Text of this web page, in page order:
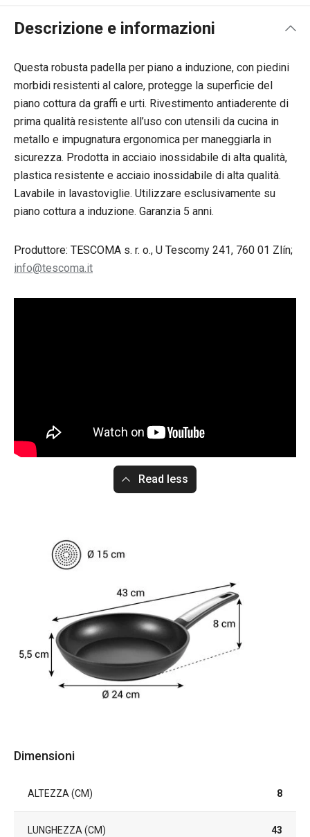
Descrizione e informazioni
Questa robusta padella per piano a induzione, con piedini
morbidi resistenti al calore, protegge la superficie del
piano cottura da graffi e urti. Rivestimento antiaderente di
prima qualità resistente all’uso con utensili da cucina in
metallo e impugnatura ergonomica per maneggiarla in
sicurezza. Prodotta in acciaio inossidabile di alta qualità,
plastica resistente e acciaio inossidabile di alta qualità.
Lavabile in lavastoviglie. Utilizzare esclusivamente su
piano cottura a induzione. Garanzia 5 anni.
Produttore: TESCOMA s. r. o., U Tescomy 241, 760 01 Zlín;
info@tescoma.it
Read less
Dimensioni
ALTEZZA (CM) 8
LUNGHEZZA (CM) 43